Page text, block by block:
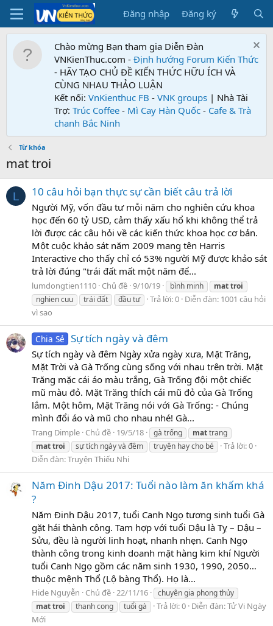
Đăng nhập Đăng ký
Chào mừng Bạn tham gia Diễn Đàn
VNKienThuc.com - Định hướng Forum Kiến Thức
- HÃY TẠO CHỦ ĐỀ KIẾN THỨC HỮU ÍCH VÀ
CÙNG NHAU THẢO LUẬN
Kết nối: VnKienthuc FB - VNK groups | Nhà Tài
Trợ: Trúc Coffee - Mì Cay Hàn Quốc - Cafe & Trà
chanh Bắc Ninh
Từ khóa
mat troi
L 10 câu hỏi bạn thực sự cần biết câu trả lời
Người Mỹ, vốn đầu tư mỗi năm cho nghiên cứu khoa
học đến 60 tỷ USD, cảm thấy xấu hổ khi không thể trả
lời được các câu hỏi về các kiến thức khoa học cơ bản.
Một cuộc khảo sát năm 2009 mang tên Harris
Interactive cho thấy chỉ có 53% người Mỹ được khảo sát
trả lời đúng "trái đất mất một năm để...
lumdongtien1110 Chủ đề 9/10/19 bình minh mattroi
nghien cuu
trái đất đầu tư Trả lời: 0 Diễn đàn: 1001 câu hỏi
vì sao
Chia Sẻ Sự tích ngày và đêm
Sự tích ngày và đêm Ngày xửa ngày xưa, Mặt Trăng,
Mặt Trời và Gà Trống cùng sống với nhau trên trời. Mặt
Trăng mặc cái áo màu trắng, Gà Trống đội một chiếc
mũ màu đỏ. Mặt Trăng thích cái mũ đỏ của Gà Trống
lắm. Một hôm, Mặt Trăng nói với Gà Trống: - Chúng
mình đổi áo và mũ cho nhau nhé! Gà...
Trang Dimple Chủ đề 19/5/18 gà trống mattrang
mattroi sự tích ngày và đêm truyện hay cho bé
Trả lời: 0
Diễn đàn:Truyện Thiếu Nhi
Năm Đinh Dậu 2017: Tuổi nào làm ăn khấm khá
?
Năm Đinh Dậu 2017, tuổi Canh Ngọ tương sinh tuổi Gà
gặt hái thành công. Tam hợp với tuổi Dậu là Tỵ – Dậu –
Sửu, đều là người linh hoạt, nhanh nhẹn. Canh Ngọ
thành công trong kinh doanh mặt hàng kim khí Người
tuổi Canh Ngọ gồm các năm sinh 1930, 1990, 2050…
thuộc mệnh Thổ (Lộ bàng Thổ). Họ là...
Hide Nguyễn Chủ đề 22/11/16
chuyên gia phong thủy
mattroi thanh cong tuổi gà Trả lời: 0 Diễn đàn:Tử Vi Ngày
Mới